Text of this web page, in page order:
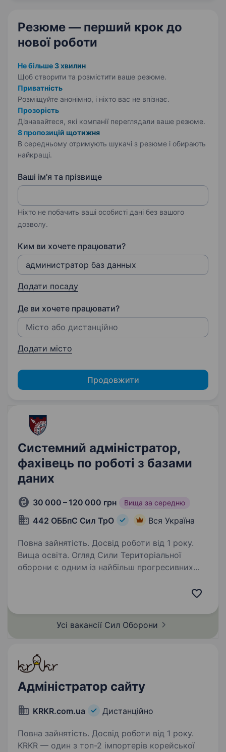
Резюме — перший крок до
нової роботи
Не більше 3 хвилин
Щоб створити та розмістити ваше резюме.
Приватність
Розміщуйте анонімно, і ніхто вас не впізнає.
Прозорість
Дізнавайтеся, які компанії переглядали ваше резюме.
8 пропозицій щотижня
В середньому отримують шукачі з резюме і обирають
найкращі.
Ваші ім'я та прізвище
Ніхто не побачить ваші особисті дані без вашого
дозволу.
Ким ви хочете працювати?
Додати посаду
Де ви хочете працювати?
Додати місто
Продовжити
Системний адміністратор,
фахівець по роботі з базами
даних
30 000 – 120 000 грн Вища за середню
442 ОББпС Сил ТрО Вся Україна
Повна зайнятість. Досвід роботи від 1 року.
Вища освіта. Огляд Сили Територіальної
оборони є одним із найбільш прогресивних
підрозділів Сил ТрО нам потрібен Системний
даних). Шукаємо…
Усі вакансії Сил Оборони
Адміністратор сайту
KRKR.com.ua Дистанційно
Повна зайнятість. Досвід роботи від 1 року.
KRKR — один з топ-2 імпортерів корейської